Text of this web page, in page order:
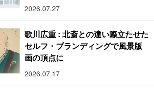
2026.07.27
歌川広重 : 北斎との違い際立たせた
セルフ・ブランディングで風景版
画の頂点に
2026.07.17